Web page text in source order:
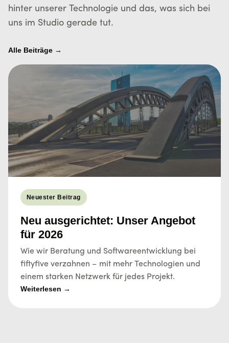
hinter unserer Technologie und das, was sich bei
uns im Studio gerade tut.
Alle Beiträge →
Neuester Beitrag
Neu ausgerichtet: Unser Angebot
für 2026
Wie wir Beratung und Softwareentwicklung bei
fiftyfive verzahnen – mit mehr Technologien und
einem starken Netzwerk für jedes Projekt.
Weiterlesen →